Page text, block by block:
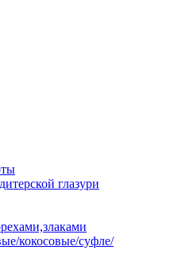
глазури
кокосовые/суфле/